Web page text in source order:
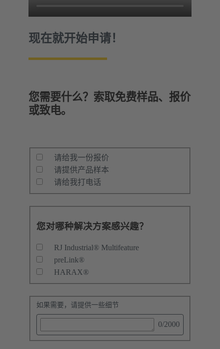
现在就开始申请！
您需要什么？索取免费样品、报价
或致电。
请给我一份报价
请提供产品样本
请给我打电话
您对哪种解决方案感兴趣？
RJ Industrial® Multifeature
preLink®
HARAX®
如果需要，请提供一些细节
0/2000